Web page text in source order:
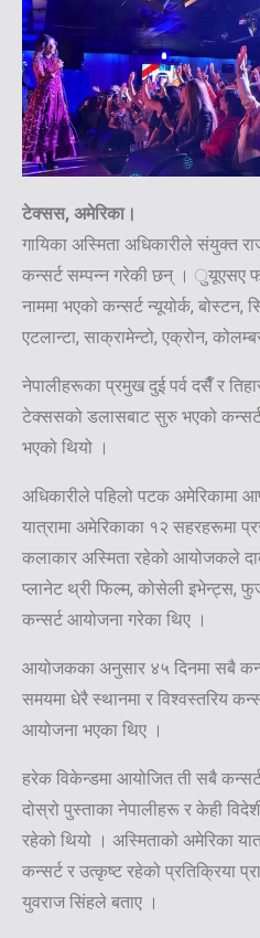
टेक्सस, अमेरिका।
गायिका अस्मिता अधिकारीले संयुक्त
कन्सर्ट सम्पन्न गरेकी छन् । ुयूएसए
नाममा भएको कन्सर्ट न्यूयोर्क,
एटलान्टा, साक्रामेन्टो, एक्रोन,
नेपालीहरूका प्रमुख दुई पर्व दसैँ र
टेक्ससको डलासबाट सुरु भएको कन्सर्ट
भएको थियो ।
अधिकारीले पहिलो पटक अमेरिकामा
यात्रामा अमेरिकाका १२ सहरहरूमा
कलाकार अस्मिता रहेको आयोजकले
प्लानेट थ्री फिल्म, कोसेली इभेन्ट्स,
कन्सर्ट आयोजना गरेका थिए ।
आयोजकका अनुसार ४५ दिनमा सबै
समयमा धेरै स्थानमा र विश्वस्तरिय
आयोजना भएका थिए ।
हरेक विकेन्डमा आयोजित ती सबै
दोस्रो पुस्ताका नेपालीहरू र केही
रहेको थियो । अस्मिताको अमेरिका
कन्सर्ट र उत्कृष्ट रहेको प्रतिक्रिया
युवराज सिंहले बताए ।